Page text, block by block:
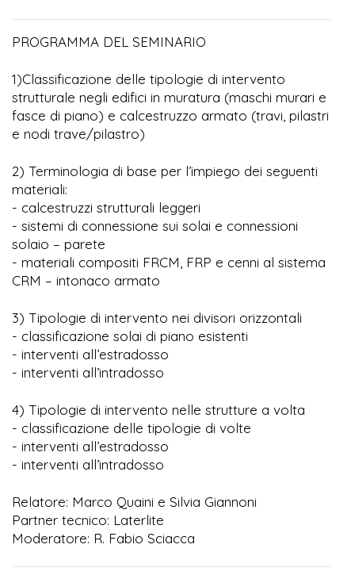
PROGRAMMA DEL SEMINARIO
1)Classificazione delle tipologie di intervento
strutturale negli edifici in muratura (maschi murari e
fasce di piano) e calcestruzzo armato (travi, pilastri
e nodi trave/pilastro)
2) Terminologia di base per l’impiego dei seguenti
materiali:
- calcestruzzi strutturali leggeri
- sistemi di connessione sui solai e connessioni
solaio – parete
- materiali compositi FRCM, FRP e cenni al sistema
CRM – intonaco armato
3) Tipologie di intervento nei divisori orizzontali
- classificazione solai di piano esistenti
- interventi all’estradosso
- interventi all’intradosso
4) Tipologie di intervento nelle strutture a volta
- classificazione delle tipologie di volte
- interventi all’estradosso
- interventi all’intradosso
Relatore: Marco Quaini e Silvia Giannoni
Partner tecnico: Laterlite
Moderatore: R. Fabio Sciacca